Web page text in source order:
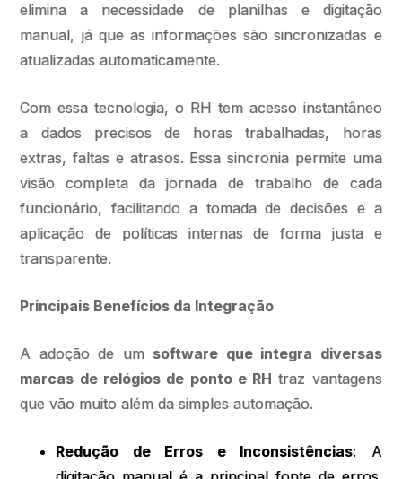
elimina a necessidade de planilhas e digitação
manual, já que as informações são sincronizadas e
atualizadas automaticamente.
Com essa tecnologia, o RH tem acesso instantâneo
a dados precisos de horas trabalhadas, horas
extras, faltas e atrasos. Essa sincronia permite uma
visão completa da jornada de trabalho de cada
funcionário, facilitando a tomada de decisões e a
aplicação de políticas internas de forma justa e
transparente.
Principais Benefícios da Integração
A adoção de umsoftware que integra diversas
marcas de relógios de ponto e RH traz vantagens
que vão muito além da simples automação.
Redução de Erros e Inconsistências: A